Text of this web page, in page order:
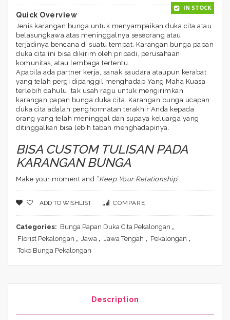
IN STOCK
Quick Overview
Jenis karangan bunga untuk menyampaikan duka cita atau
belasungkawa atas meninggalnya seseorang atau
terjadinya bencana di suatu tempat. Karangan bunga papan
duka cita ini bisa dikirim oleh pribadi, perusahaan,
komunitas, atau lembaga tertentu.
Apabila ada partner kerja, sanak saudara ataupun kerabat
yang telah pergi dipanggil menghadap Yang Maha Kuasa
terlebih dahulu, tak usah ragu untuk mengirimkan
karangan papan bunga duka cita. Karangan bunga ucapan
duka cita adalah penghormatan terakhir Anda kepada
orang yang telah meninggal dan supaya keluarga yang
ditinggalkan bisa lebih tabah menghadapinya.
BISA CUSTOM TULISAN PADA
KARANGAN BUNGA
Make your moment and “Keep Your Relationship“.
ADD TO WISHLIST COMPARE
Categories: Bunga Papan Duka Cita Pekalongan ,
Florist Pekalongan , Jawa , Jawa Tengah , Pekalongan ,
Toko Bunga Pekalongan
Description